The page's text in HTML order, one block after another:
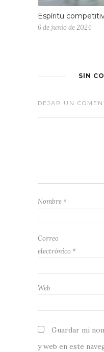
Espíritu
6 de junio de 2024
SIN
DEJAR UN
Nombre *
Correo
electrónico *
Web
Guardar mi
y web en este